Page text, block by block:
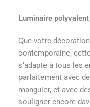
Luminaire polyvalent
Que votre
contemporaine,
s’adapte à tous les
parfaitement avec
manguier, et avec
souligner encore